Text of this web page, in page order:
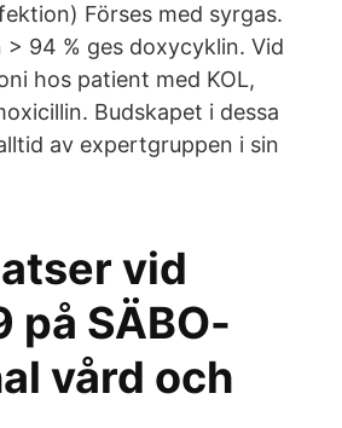
Förses med syrgas.
94 % ges doxycyklin. Vid
hos patient med KOL,
Budskapet i dessa
av expertgruppen i sin
vid
på SÄBO-
vård och